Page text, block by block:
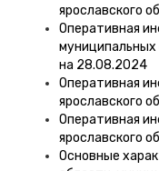
ярославского
Оперативная
муниципальных
на 28.08.2024
Оперативная
ярославского
Оперативная
ярославского
Основные